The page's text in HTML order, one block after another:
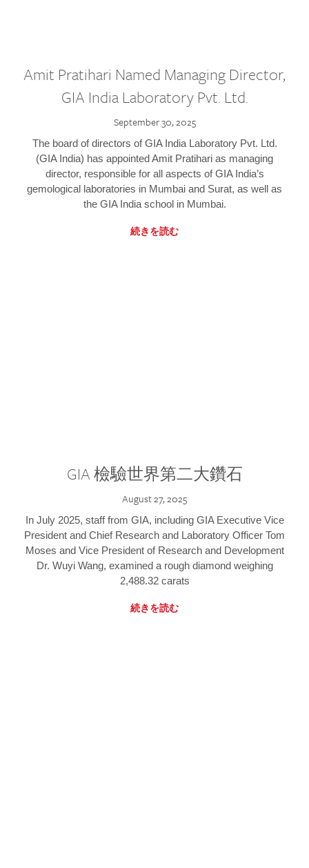
Amit Pratihari Named Managing Director,
GIA India Laboratory Pvt. Ltd.
September 30, 2025
The board of directors of GIA India Laboratory Pvt. Ltd.
(GIA India) has appointed Amit Pratihari as managing
director, responsible for all aspects of GIA India’s
gemological laboratories in Mumbai and Surat, as well as
the GIA India school in Mumbai.
続きを読む
GIA 檢驗世界第二大鑽石
August 27, 2025
In July 2025, staff from GIA, including GIA Executive Vice
President and Chief Research and Laboratory Officer Tom
Moses and Vice President of Research and Development
Dr. Wuyi Wang, examined a rough diamond weighing
2,488.32 carats
続きを読む